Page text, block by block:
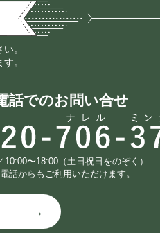
。
。
話でのお問い合せ
10:00〜18:00（土日祝日をのぞく）
話からもご利用いただけます。